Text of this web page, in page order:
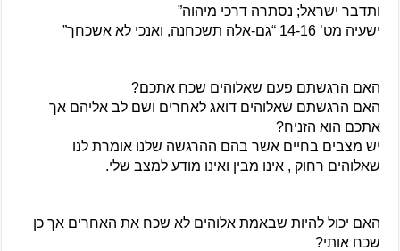
ותדבר ישראל; נסתרה דרכי מיהוה”
ישעיה מט’ 14-16 “גם-אלה תשכחנה, ואנכי לא אשכחך”
האם הרגשתם פעם שאלוהים שכח אתכם?
אתכם הוא הזניח?
שאלוהים רחוק , אינו מבין ואינו מודע למצב שלי.
שכח אותי?